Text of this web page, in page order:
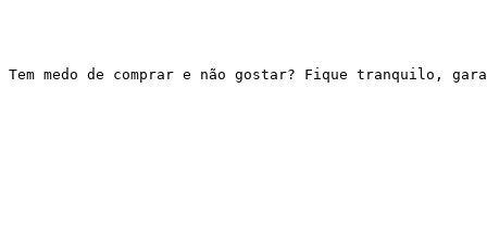
Tem medo de comprar e não gostar? Fique tranquilo,